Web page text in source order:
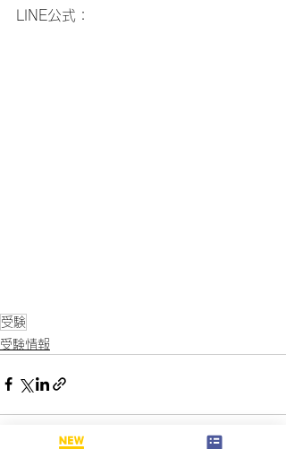
LINE公式：
受験
受験情報